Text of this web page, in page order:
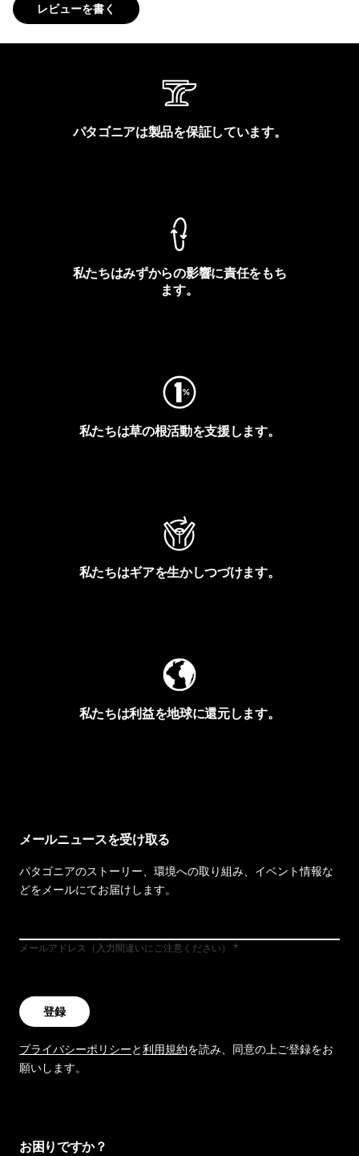
レビューを書く
パタゴニアは製品を保証しています。
私たちはみずからの影響に責任をもち
ます。
私たちは草の根活動を支援します。
私たちはギアを生かしつづけます。
私たちは利益を地球に還元します。
メールニュースを受け取る
パタゴニアのストーリー、環境への取り組み、イベント情報な
どをメールにてお届けします。
メールアドレス（入力間違いにご注意ください）
登録
プライバシーポリシーと利用規約を読み、同意の上ご登録をお
願いします。
お困りですか？